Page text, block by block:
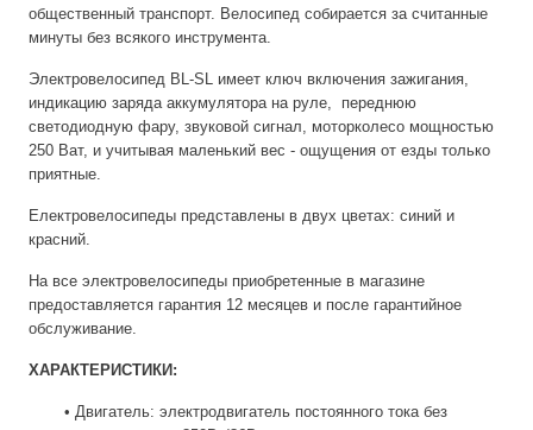
общественный транспорт. Велосипед собирается за считанные
минуты без всякого инструмента.
Электровелосипед BL-SL имеет ключ включения зажигания,
индикацию заряда аккумулятора на руле, переднюю
светодиодную фару, звуковой сигнал, моторколесо мощностью
250 Ват, и учитывая маленький вес - ощущения от езды только
приятные.
Електровелосипеды представлены в двух цветах: синий и
красний.
На все электровелосипеды приобретенные в магазине
предоставляется гарантия 12 месяцев и после гарантийное
обслуживание.
ХАРАКТЕРИСТИКИ:
• Двигатель: электродвигатель постоянного тока без